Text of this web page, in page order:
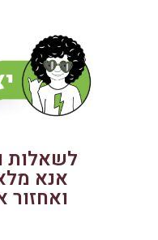
לשאלות
אנא